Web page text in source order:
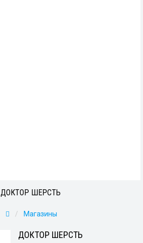
ДОКТОР ШЕРСТЬ
Магазины
ДОКТОР ШЕРСТЬ